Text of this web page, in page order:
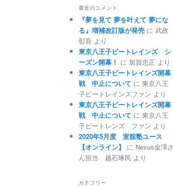
最近のコメント
『夢を見て 夢を叶えて 夢にな
る』増補改訂版が発売 に 武政
彰吾 より
東京八王子ビートレインズ シ
ーズン開幕！ に 加賀忠正 より
東京八王子ビートレインズ開幕
戦 中止について に 東京八王
子ビートレインズファン より
東京八王子ビートレインズ開幕
戦 中止について に 東京八王
子ビートレンズ ファン より
2020年5月度 室舘塾ユース
【オンライン】
に Nexus金澤さ
ん担当 越石琢民 より
カテゴリー